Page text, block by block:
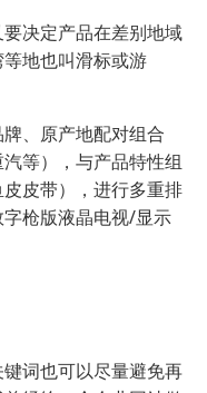
决定产品在差别地域
地也叫滑标或游
、原产地配对组合
等），与产品特性组
皮带），进行多重排
枪版液晶电视/显示
词也可以尽量避免再